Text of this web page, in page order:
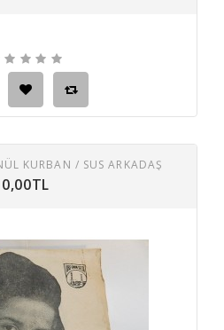
KURBAN / SUS ARKADAŞ
0,00TL